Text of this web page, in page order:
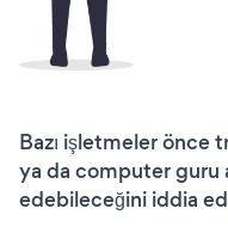
Bazı işletmeler önce
ya da computer guru
edebileceğini iddia